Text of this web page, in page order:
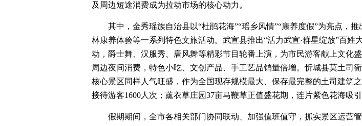
及周边短途消费成为拉动市场的核心动力。
其中，金秀瑶族自治县以“杜鹃花海”“瑶乡风情”“康养度假”为亮点，
林康养体验等一系列特色文旅活动。武宣县推出“活力武宣·群星绽放”百姓
动，爵士舞、汉服秀、唐风舞等精彩节目轮番上演，为市民游客献上文化
周边夜间消费，特色小吃、文创产品、手工艺品销量倍增。忻城县莫土司
核心景区同样人气旺盛，作为全国现存规模最大、保存最完整的土司建筑
接待游客1600人次；薰衣草庄园37亩马鞭草正值盛花期，连片紫色花海吸
假期期间，全市各相关部门协同联动、加强值班值守，抓实景区运营管